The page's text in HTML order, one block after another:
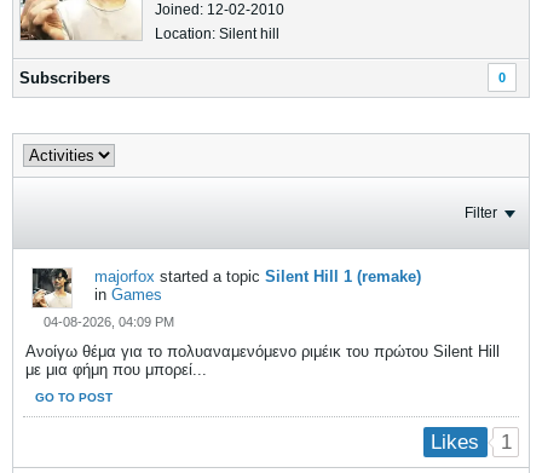
Joined: 12-02-2010
Location: Silent hill
Subscribers 0
Filter
majorfox started a topic Silent Hill 1 (remake)
in Games
04-08-2026, 04:09 PM
Ανοίγω θέμα για το πολυαναμενόμενο ριμέικ του πρώτου Silent Hill
με μια φήμη που μπορεί...
GO TO POST
Likes 1